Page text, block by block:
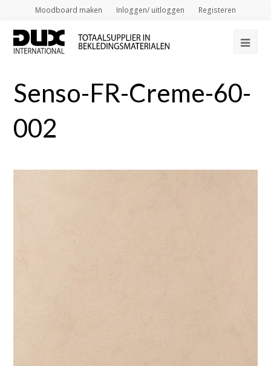
Moodboard maken Inloggen/ uitloggen Registeren
Senso-FR-Creme-60-
002